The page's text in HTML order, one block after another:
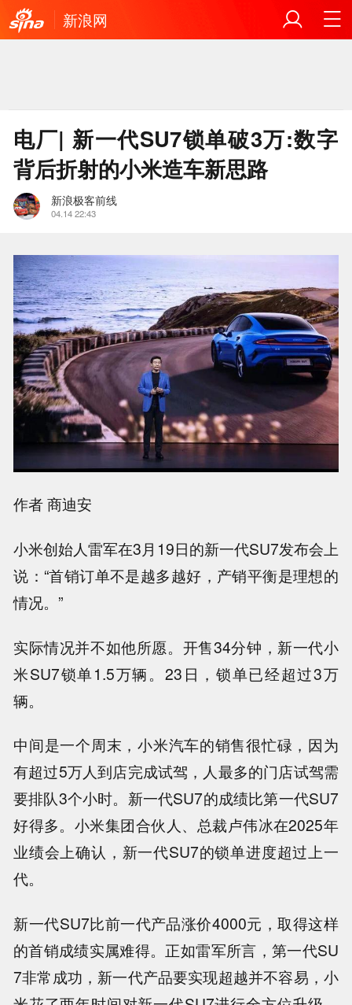
新浪网
电厂| 新一代SU7锁单破3万:数字
背后折射的小米造车新思路
新浪极客前线
04.14 22:43
作者 商迪安
小米创始人雷军在3月19日的新一代SU7发布会上
说：“首销订单不是越多越好，产销平衡是理想的
情况。”
实际情况并不如他所愿。开售34分钟，新一代小
米SU7锁单1.5万辆。23日，锁单已经超过3万
辆。
中间是一个周末，小米汽车的销售很忙碌，因为
有超过5万人到店完成试驾，人最多的门店试驾需
要排队3个小时。新一代SU7的成绩比第一代SU7
好得多。小米集团合伙人、总裁卢伟冰在2025年
业绩会上确认，新一代SU7的锁单进度超过上一
代。
新一代SU7比前一代产品涨价4000元，取得这样
的首销成绩实属难得。正如雷军所言，第一代SU
7非常成功，新一代产品要实现超越并不容易，小